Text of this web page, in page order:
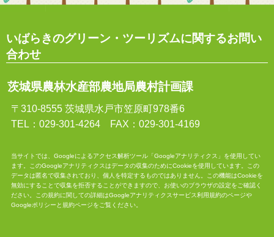
いばらきのグリーン・ツーリズムに関するお問い
合わせ
茨城県農林水産部農地局農村計画課
〒310-8555 茨城県水戸市笠原町978番6
TEL：029-301-4264 FAX：029-301-4169
当サイトでは、Googleによるアクセス解析ツール「Googleアナリティクス」を使用してい
ます。このGoogleアナリティクスはデータの収集のためにCookieを使用しています。この
データは匿名で収集されており、個人を特定するものではありません。この機能はCookieを
無効にすることで収集を拒否することができますので、お使いのブラウザの設定をご確認く
ださい。この規約に関しての詳細はGoogleアナリティクスサービス利用規約のページや
Googleポリシーと規約ページをご覧ください。